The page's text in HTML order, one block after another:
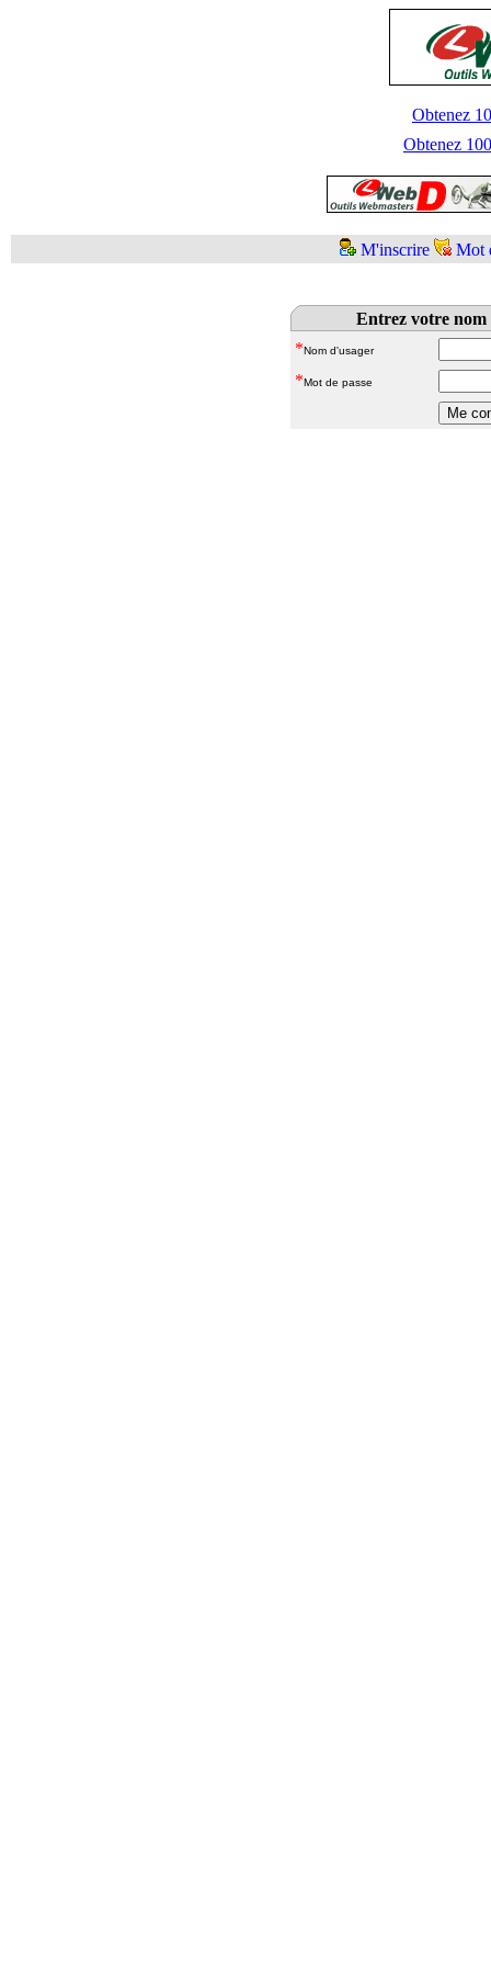
Obtenez
Obtenez
M'inscrire Mot
Entrez votre nom
*Nom d'usager
*Mot de passe